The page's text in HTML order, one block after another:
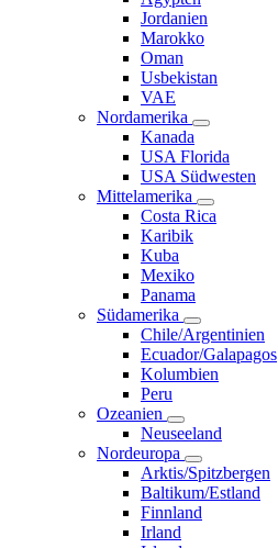
Jordanien
Marokko
Oman
Usbekistan
VAE
Nordamerika
Kanada
USA Florida
USA Südwesten
Mittelamerika
Costa Rica
Karibik
Kuba
Mexiko
Panama
Südamerika
Chile/Argentinien
Ecuador/Galapagos
Kolumbien
Peru
Ozeanien
Neuseeland
Nordeuropa
Arktis/Spitzbergen
Baltikum/Estland
Finnland
Irland